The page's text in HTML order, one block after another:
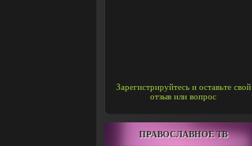
Зарегистрируйтесь и оставьте свой
отзыв или вопрос
ПРАВОСЛАВНОЕ ТВ